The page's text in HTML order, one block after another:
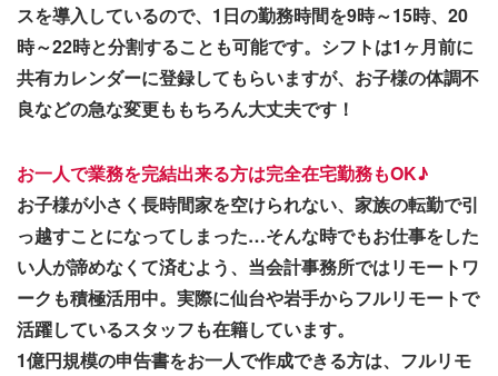
スを導入しているので、1日の勤務時間を9時～15時、20
時～22時と分割することも可能です。シフトは1ヶ月前に
共有カレンダーに登録してもらいますが、お子様の体調不
良などの急な変更ももちろん大丈夫です！
お一人で業務を完結出来る方は完全在宅勤務もOK♪
お子様が小さく長時間家を空けられない、家族の転勤で引
っ越すことになってしまった…そんな時でもお仕事をした
い人が諦めなくて済むよう、当会計事務所ではリモートワ
ークも積極活用中。実際に仙台や岩手からフルリモートで
活躍しているスタッフも在籍しています。
1億円規模の申告書をお一人で作成できる方は、フルリモ